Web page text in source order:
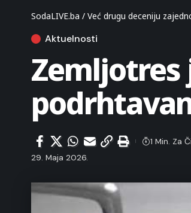
SodaLIVE.ba / Već drugu deceniju
Aktuelnosti
Zemljotres
29. Maja 2026.
1 Min. Za